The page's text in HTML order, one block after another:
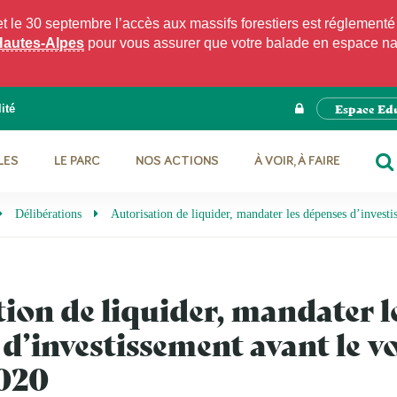
30 septembre l’accès aux massifs forestiers est
Alpes pour vous assurer que votre balade en espace
Espace
LE PARC NOS ACTIONS
À VOIR, À FAIRE
Délibérations Autorisation de liquider, mandater les dépenses
de liquider, mandater
avant le